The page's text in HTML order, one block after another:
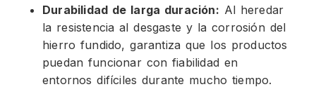
Durabilidad de larga duración: Al heredar
la resistencia al desgaste y la corrosión del
hierro fundido, garantiza que los productos
puedan funcionar con fiabilidad en
entornos difíciles durante mucho tiempo.